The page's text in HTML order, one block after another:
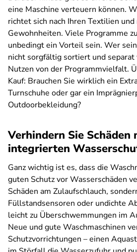
eine Maschine verteuern können.
richtet sich nach Ihren Textilien und
Gewohnheiten. Viele Programme
unbedingt ein Vorteil sein. Wer
nicht sorgfältig sortiert und separat
Nutzen von der Programmvielfalt.
Kauf: Brauchen Sie wirklich ein
Turnschuhe oder gar ein
Outdoorbekleidung?
Verhindern Sie Schäden
integrierten
Ganz wichtig ist es, dass die
guten Schutz vor Wasserschäden
Schäden am Zulaufschlauch,
Füllstandsensoren oder undichte
leicht zu Überschwemmungen im
Neue und gute Waschmaschinen
Schutzvorrichtungen – einen